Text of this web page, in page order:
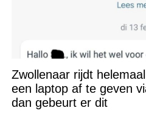
Zwollenaar rijdt
een laptop af te geven
dan gebeurt er dit